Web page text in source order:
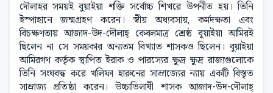
দৌলাহর সময়ই বুয়াইয়া শক্তি সর্বোচ্চ শিখরে উপনীত হয়। তিনি
ইস্পাহানে জন্মগ্রহণ করেন। স্বীয় অধ্যবসায়, কর্মদক্ষতা এবং
বিচক্ষণতায় আজাদ-উদ-দৌলাহ্ কেবলমাত্র শ্রেষ্ঠ বুয়াইয়া আমিরই
ছিলেন না সে সময়কার অন্যতম বিখ্যাত শাসকও ছিলেন। বুয়াইয়া
আমিরগণ কর্তৃক স্থাপিত ইরাক ও পারস্যের ক্ষুদ্র ক্ষুদ্র রাজ্যগুলোকে
তিনি সংঘবদ্ধ করে খলিফা হারুনের সাম্রাজ্যের ন্যায় একটি বিস্তৃত
সাম্রাজ্য প্রতিষ্ঠা করেন। উচ্চাভিলাষী শাসক আজাদ-উদ-দৌলাহ্